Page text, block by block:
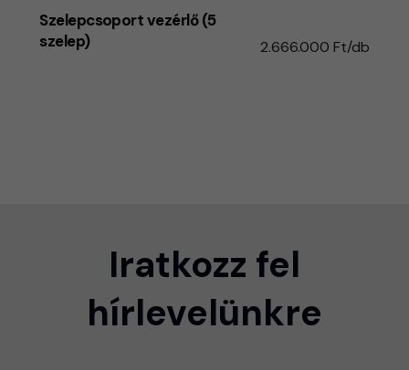
Szelepcsoport vezérlő (5
szelep)
2.666.000 Ft/db
Iratkozz fel
hírlevelünkre